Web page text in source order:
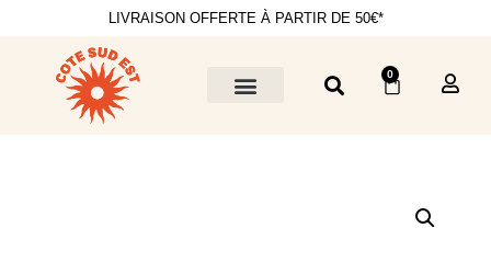
LIVRAISON OFFERTE À PARTIR DE 50€*
0